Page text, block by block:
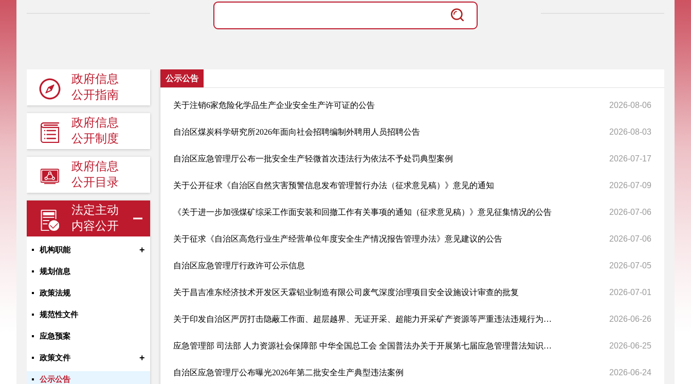
政府信息
公开指南
政府信息
公开制度
政府信息
公开目录
法定主动
内容公开
机构职能 +
规划信息
政策法规
规范性文件
应急预案
政策文件 +
公示公告
公示公告
关于注销6家危险化学品生产企业安全生产许可证的公告 2026-08-06
自治区煤炭科学研究所2026年面向社会招聘编制外聘用人员招聘公告 2026-08-03
自治区应急管理厅公布一批安全生产轻微首次违法行为依法不予处罚典型案例 2026-07-17
关于公开征求《自治区自然灾害预警信息发布管理暂行办法（征求意见稿）》意见的通知 2026-07-09
《关于进一步加强煤矿综采工作面安装和回撤工作有关事项的通知（征求意见稿）》意见征集情况的公告 2026-07-06
关于征求《自治区高危行业生产经营单位年度安全生产情况报告管理办法》意见建议的公告 2026-07-06
自治区应急管理厅行政许可公示信息 2026-07-05
关于昌吉准东经济技术开发区天霖铝业制造有限公司废气深度治理项目安全设施设计审查的批复 2026-07-01
关于印发自治区严厉打击隐蔽工作面、超层越界、无证开采、超能力开采矿产资源等严重违法违规行为工作措施的通知 2026-06-26
应急管理部 司法部 人力资源社会保障部 中华全国总工会 全国普法办关于开展第七届应急管理普法知识竞赛活动的通知 2026-06-25
自治区应急管理厅公布曝光2026年第二批安全生产典型违法案例 2026-06-24